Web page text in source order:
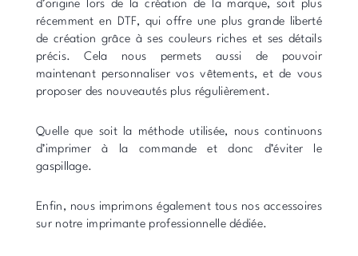
d’origine lors de la création de la marque, soit plus
récemment en DTF, qui offre une plus grande liberté
de création grâce à ses couleurs riches et ses détails
précis. Cela nous permets aussi de pouvoir
maintenant personnaliser vos vêtements, et de vous
proposer des nouveautés plus régulièrement.
Quelle que soit la méthode utilisée, nous continuons
d’imprimer à la commande et donc d’éviter le
gaspillage.
Enfin, nous imprimons également tous nos accessoires
sur notre imprimante professionnelle dédiée.